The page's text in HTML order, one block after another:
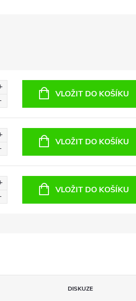
VLOŽIT DO KOŠÍKU
VLOŽIT DO KOŠÍKU
VLOŽIT DO KOŠÍKU
DISKUZE